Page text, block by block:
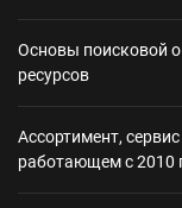
Основы поисковой
ресурсов
Ассортимент,
работающем с 2010